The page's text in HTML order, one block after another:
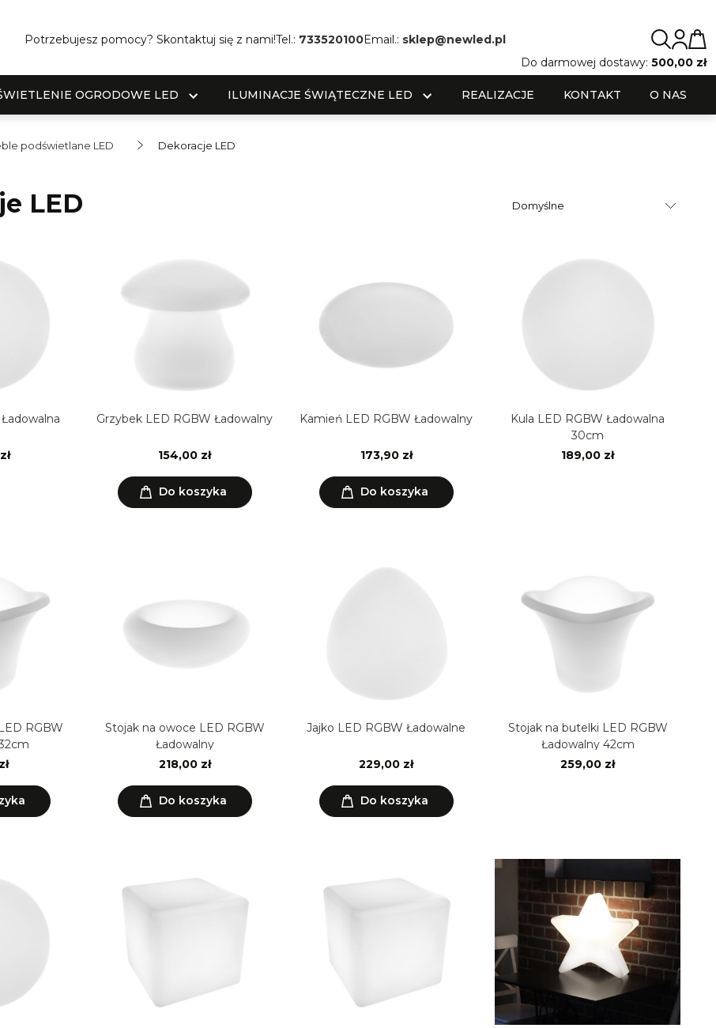
Potrzebujesz pomocy? Skontaktuj się z nami!Tel.: 733520100Email.: sklep@newled.pl
Do darmowej dostawy: 500,00 zł
OGRODOWE LED ILUMINACJE ŚWIĄTECZNE LED REALIZACJE KONTAKT O NAS
podświetlane LED Dekoracje LED
LED
Grzybek LED RGBW Ładowalny
154,00 zł
Do koszyka
Kamień LED RGBW Ładowalny
173,90 zł
Do koszyka
Kula LED RGBW Ładowalna
30cm
189,00 zł
RGBW
Stojak na owoce LED RGBW
Ładowalny
218,00 zł
Do koszyka
Jajko LED RGBW Ładowalne
229,00 zł
Do koszyka
Stojak na butelki LED RGBW
Ładowalny 42cm
259,00 zł